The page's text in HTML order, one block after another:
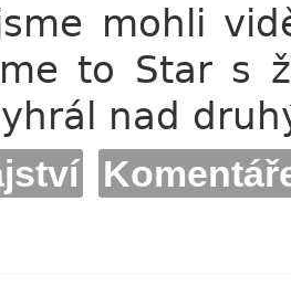
mohli
to Star s
nad